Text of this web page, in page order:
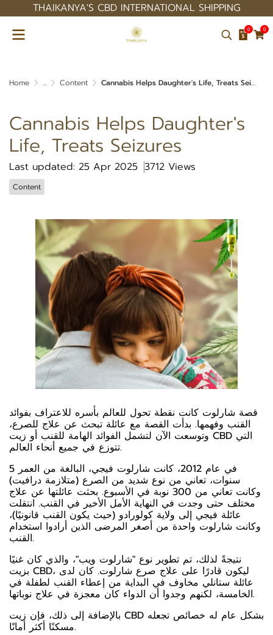
THAIKANYA'S CBD INTERNATIONAL SHIPPING
0 0
Home ... Content Cannabis Helps Daughter's Life, Treats Seizures
Cannabis Helps Daughter's
Life, Treats Seizures
Last updated: 25 Apr 2025 3712 Views
Content
قصة شارلوت كانت نقطة تحول للعالم بأسره للاعتراف بفوائد
القنب وفهمها. بدأت القصة مع عائلة تبحث عن علاج للصرع،
وتوسعت الآن لتشمل الفوائد الهامة للقنب أو زيت CBD التي
تتوزع في جميع أنحاء العالم.
في عام 2012، كانت شارلوت فيجي، البالغة من العمر 5
سنوات، تعاني من نوع شديد من الصرع (متلازمة درافيت)
وكانت تعاني من 300 نوبة في الأسبوع. بحثت عائلتها عن علاج
مختلف حتى وجدت في النهاية الأمل الأخير في القنب. انتقلت
عائلة فيجي إلى ولاية كولورادو (حيث يكون القنب قانونيًا)،
وكانت شارلوت واحدة من أصغر المرضى الذين أرادوا استخدام
القنب.
نتيجةً لذلك، تم تطوير نوع "شارلوت ويب"، والذي كان غنيًا
بزيت CBD، ليكون قادرًا على علاج صرع شارلوت. كان لدى
عائلة ستانلي مخاوف في البداية من إعطاء القنب لطفلة في
الخامسة، لكنهم وجدوا أن الدواء كان معجزة في علاج نوباتها.
بالإضافة إلى ذلك، فإن زيت CBD بشكل عام له خصائص تجعله
مسكنًا أكثر أمانًا.